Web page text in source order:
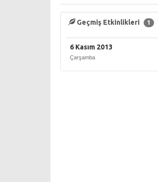
Geçmiş Etkinlikleri 1
6 Kasım 2013
Çarşamba